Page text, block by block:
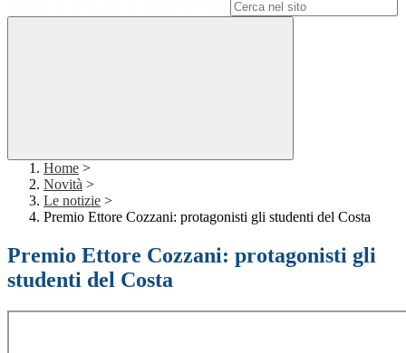
Home >
Novità >
Le notizie >
Premio Ettore Cozzani: protagonisti gli studenti del Costa
Premio Ettore Cozzani: protagonisti gli
studenti del Costa